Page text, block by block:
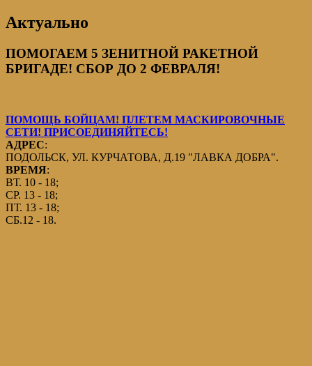
Актуально
ПОМОГАЕМ 5 ЗЕНИТНОЙ РАКЕТНОЙ
БРИГАДЕ! СБОР ДО 2 ФЕВРАЛЯ!
ПОМОЩЬ БОЙЦАМ! ПЛЕТЕМ МАСКИРОВОЧНЫЕ
СЕТИ! ПРИСОЕДИНЯЙТЕСЬ!
АДРЕС:
ПОДОЛЬСК, УЛ. КУРЧАТОВА, Д.19 "ЛАВКА ДОБРА".
ВРЕМЯ:
ВТ. 10 - 18;
СР. 13 - 18;
ПТ. 13 - 18;
СБ.12 - 18.